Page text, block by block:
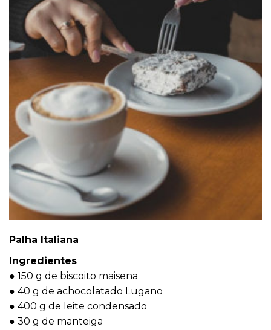
Palha Italiana
Ingredientes
● 150 g de biscoito maisena
● 40 g de achocolatado Lugano
● 400 g de leite condensado
● 30 g de manteiga